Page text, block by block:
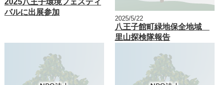
2025八王子環境フェスティ
バルに出展参加
2025/5/22
八王子館町緑地保全地域
里山探検隊報告